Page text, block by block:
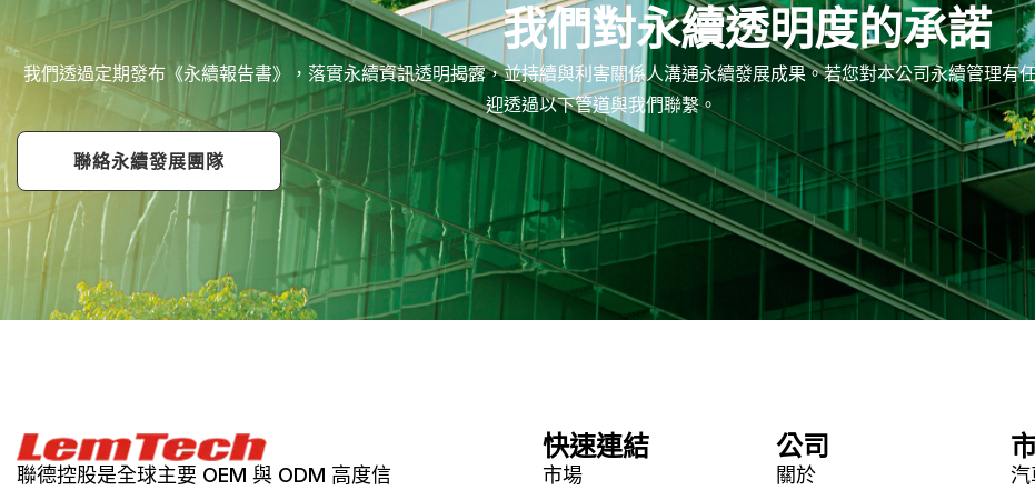
我們對永續透明度的承諾
我們透過定期發布《永續報告書》，落實永續資訊透明揭露，並持續與利害關係人溝通永續發展成果。若您對本公司永續管理有
迎透過以下管道與我們聯繫。
聯絡永續發展團隊
聯德控股是全球主要 OEM 與 ODM 高度信
快速連結
市場
公司
關於 汽